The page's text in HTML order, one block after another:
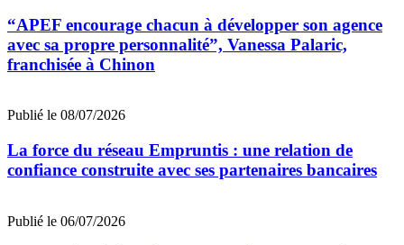
“APEF encourage chacun à développer son agence
avec sa propre personnalité”, Vanessa Palaric,
franchisée à Chinon
Publié le 08/07/2026
La force du réseau Empruntis : une relation de
confiance construite avec ses partenaires bancaires
Publié le 06/07/2026